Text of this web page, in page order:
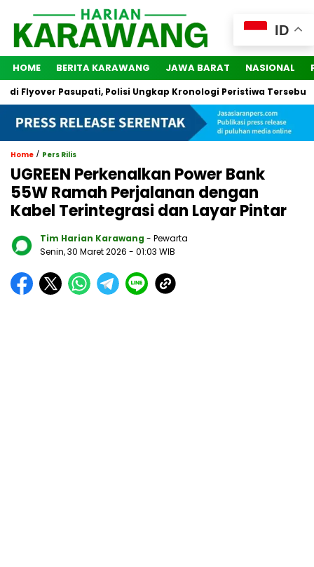
HOME BERITA KARAWANG JAWA BARAT NASIONAL
Pasupati, Polisi Ungkap Kronologi Peristiwa Tersebut
Home / Pers Rilis
UGREEN Perkenalkan Power Bank
55W Ramah Perjalanan dengan
Kabel Terintegrasi dan Layar Pintar
Tim Harian Karawang - Pewarta
Senin, 30 Maret 2026 - 01:03 WIB
ID